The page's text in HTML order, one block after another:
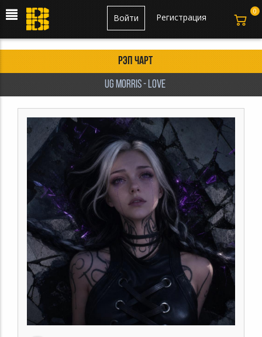
Регистрация
Войти
Рэп чарт
UG Morris - Love
0